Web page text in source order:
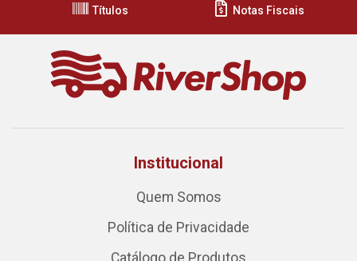
Títulos Notas Fiscais
Institucional
Quem Somos
Política de Privacidade